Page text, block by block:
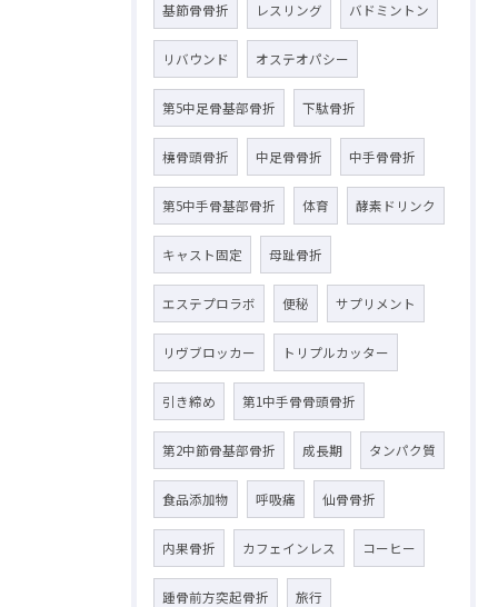
基節骨骨折 レスリング バドミントン
リバウンド オステオパシー
第5中足骨基部骨折 下駄骨折
橈骨頭骨折 中足骨骨折 中手骨骨折
第5中手骨基部骨折 体育 酵素ドリンク
キャスト固定 母趾骨折
エステプロラボ 便秘 サプリメント
リヴブロッカー トリプルカッター
引き締め 第1中手骨骨頭骨折
第2中節骨基部骨折 成長期 タンパク質
食品添加物 呼吸痛 仙骨骨折
内果骨折 カフェインレス コーヒー
踵骨前方突起骨折 旅行